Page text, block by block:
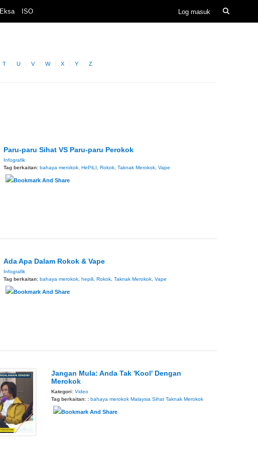
Eksa ISO
T U V W X Y Z
Paru-paru Sihat VS Paru-paru Perokok
Infografik
Tag berkaitan: bahaya merokok HePiLI Rokok Taknak Merokok Vape
Ada Apa Dalam Rokok & Vape
Infografik
Tag berkaitan: bahaya merokok, hepili, Rokok, Taknak Merokok, Vape
Jangan Mula: Anda Tak 'Kool' Dengan
Merokok
Kategori: Video
Tag berkaitan: : bahaya merokok Malaysia Sihat Taknak Merokok